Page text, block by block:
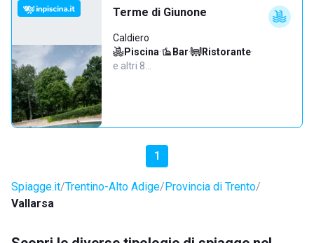
Terme di Giunone
Caldiero
Piscina· Bar· Ristorante·
e altri 8…
1
Spiagge.it Trentino-Alto Adige Provincia di Trento
Vallarsa